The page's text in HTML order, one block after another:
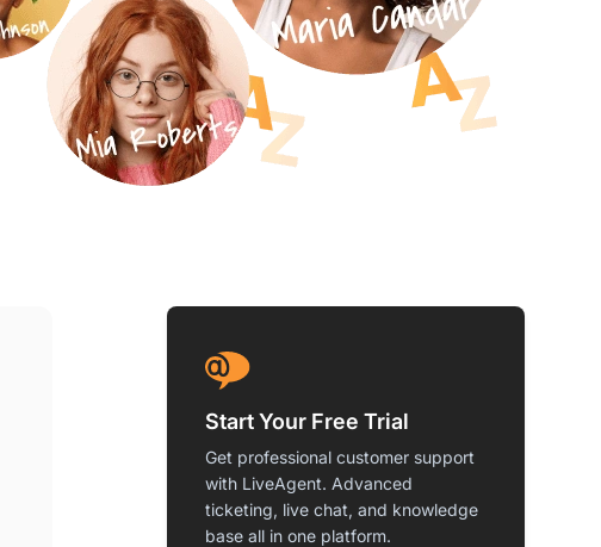
Start Your Free Trial
Get professional customer support
with LiveAgent. Advanced
ticketing, live chat, and knowledge
base all in one platform.